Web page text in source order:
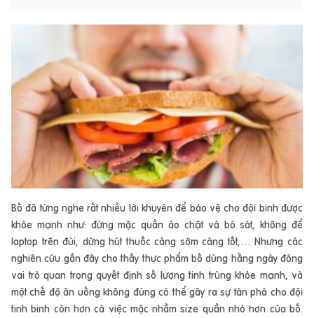
Bố đã từng nghe rất nhiều lời khuyên để bảo vệ cho đội binh được
khỏe mạnh như: đừng mặc quần áo chật và bó sát, không để
laptop trên đùi, dừng hút thuốc càng sớm càng tốt,… Nhưng các
nghiên cứu gần đây cho thấy thực phẩm bố dùng hằng ngày đóng
vai trò quan trọng quyết định số lượng tinh trùng khỏe mạnh, và
một chế độ ăn uống không đúng có thể gây ra sự tàn phá cho đội
tinh binh còn hơn cả việc mặc nhầm size quần nhỏ hơn của bố.